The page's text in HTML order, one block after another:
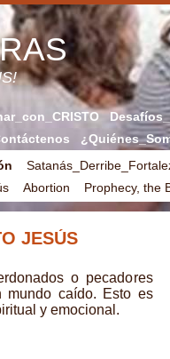
Abortion Prophecy, the
JESÚS
o pecadores
mundo caído. Esto es
y emocional.